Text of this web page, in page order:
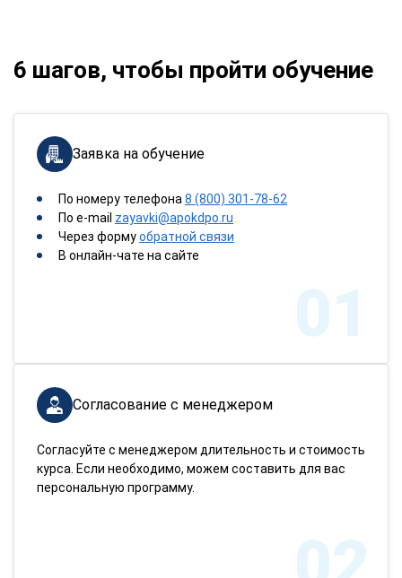
6 шагов, чтобы пройти обучение
Заявка на обучение
По номеру телефона 8 (800) 301-78-62
По e-mail zayavki@apokdpo.ru
Через формуобратной связи
В онлайн-чате на сайте
01
Согласование с менеджером
Согласуйте с менеджером длительность и стоимость
курса. Если необходимо, можем составить для вас
персональную программу.